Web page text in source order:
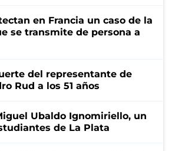
en Francia un caso de la
se transmite de persona a
del representante de
Rud a los 51 años
Ubaldo Ignomiriello, un
de La Plata